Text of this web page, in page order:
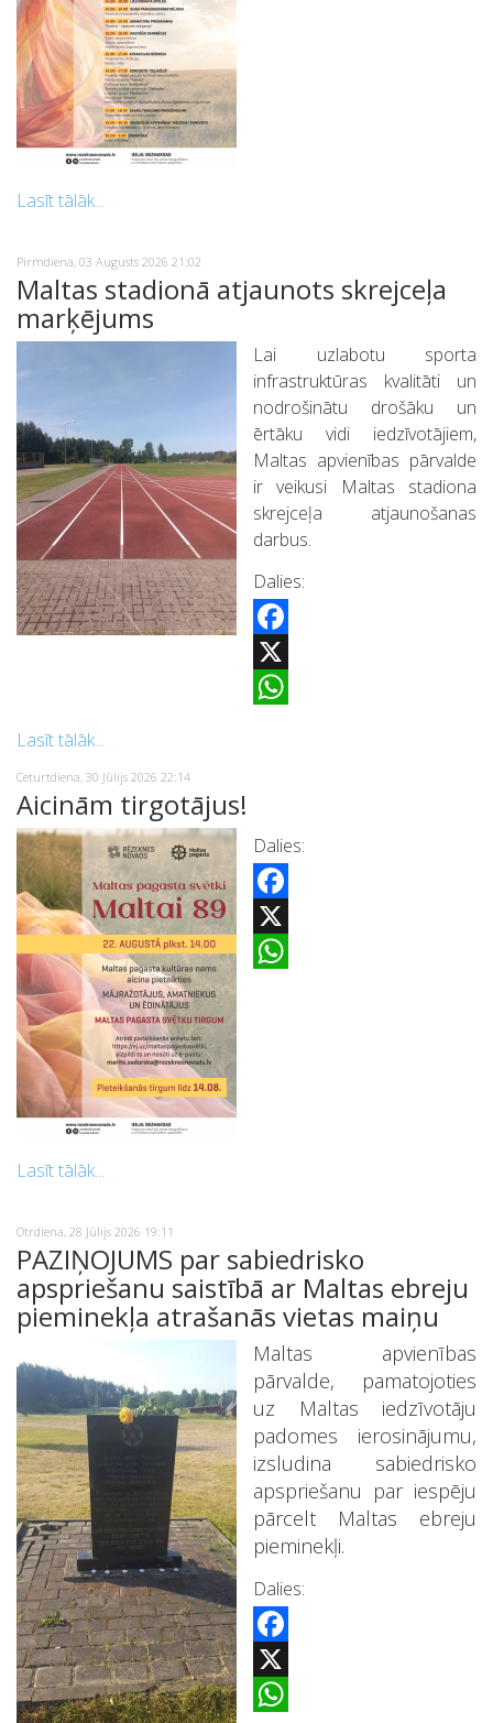
Lasīt tālāk...
Pirmdiena, 03 Augusts 2026 21:02
Maltas stadionā atjaunots skrejceļa
marķējums
Lai uzlabotu sporta
infrastruktūras kvalitāti un
nodrošinātu drošāku un
ērtāku vidi iedzīvotājiem,
Maltas apvienības pārvalde
ir veikusi Maltas stadiona
skrejceļa atjaunošanas
darbus.
Dalies:
Facebook
X
Lasīt tālāk...
Ceturtdiena, 30 Jūlijs 2026 22:14
Aicinām tirgotājus!
Dalies:
Facebook
X
Lasīt tālāk...
Otrdiena, 28 Jūlijs 2026 19:11
PAZIŅOJUMS par sabiedrisko
apspriešanu saistībā ar Maltas ebreju
pieminekļa atrašanās vietas maiņu
Maltas apvienības
pārvalde, pamatojoties
uz Maltas iedzīvotāju
padomes ierosinājumu,
izsludina sabiedrisko
apspriešanu par iespēju
pārcelt Maltas ebreju
pieminekļi.
Dalies:
Facebook
X